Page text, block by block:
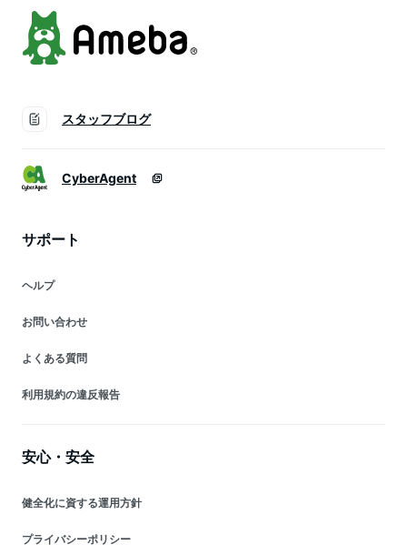
スタッフブログ
CyberAgent
サポート
ヘルプ
お問い合わせ
よくある質問
利用規約の違反報告
安心・安全
健全化に資する運用方針
プライバシーポリシー